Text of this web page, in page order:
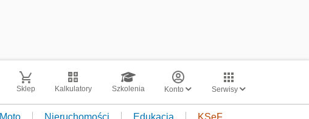
Sklep Kalkulatory Szkolenia Konto Serwisy
Moto Nieruchomości Edukacja KSeF